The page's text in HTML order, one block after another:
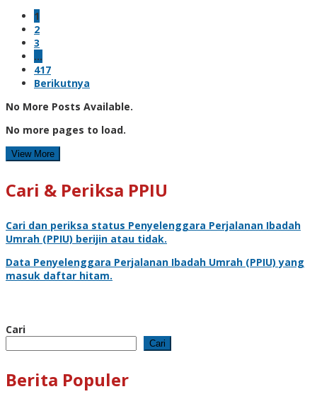
1
2
3
…
417
Berikutnya
No More Posts Available.
No more pages to load.
View More
Cari & Periksa PPIU
Cari dan periksa status Penyelenggara Perjalanan Ibadah
Umrah (PPIU) berijin atau tidak.
Data Penyelenggara Perjalanan Ibadah Umrah (PPIU) yang
masuk daftar hitam.
Cari
Cari
Berita Populer